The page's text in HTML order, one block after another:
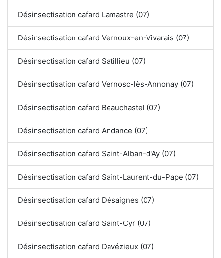
Désinsectisation cafard Lamastre (07)
Désinsectisation cafard Vernoux-en-Vivarais (07)
Désinsectisation cafard Satillieu (07)
Désinsectisation cafard Vernosc-lès-Annonay (07)
Désinsectisation cafard Beauchastel (07)
Désinsectisation cafard Andance (07)
Désinsectisation cafard Saint-Alban-d'Ay (07)
Désinsectisation cafard Saint-Laurent-du-Pape (07)
Désinsectisation cafard Désaignes (07)
Désinsectisation cafard Saint-Cyr (07)
Désinsectisation cafard Davézieux (07)